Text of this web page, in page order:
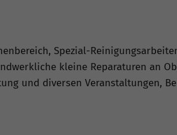
Spezial-
kleine Reparaturen an
und diversen Veranstaltungen,